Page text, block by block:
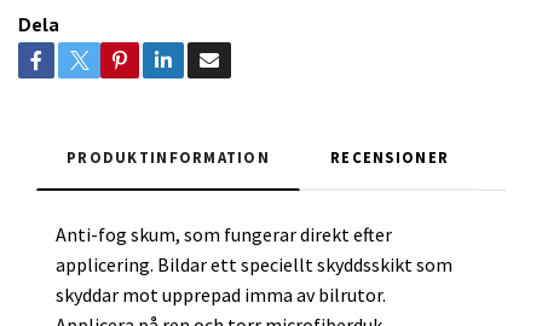
Dela
PRODUKTINFORMATION RECENSIONER
Anti-fog skum, som fungerar direkt efter
applicering. Bildar ett speciellt skyddsskikt som
skyddar mot upprepad imma av bilrutor.